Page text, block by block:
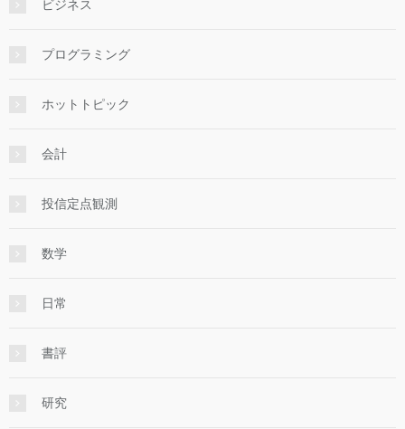
ビジネス
プログラミング
ホットトピック
会計
投信定点観測
数学
日常
書評
研究